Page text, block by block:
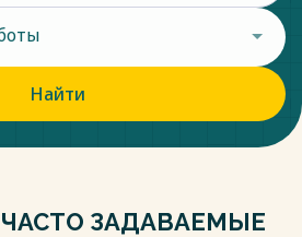
Найти
ЗАДАВАЕМЫЕ